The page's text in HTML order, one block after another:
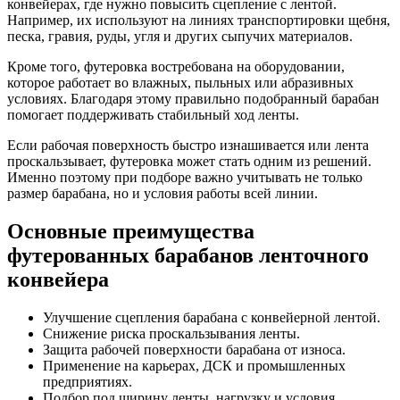
конвейерах, где нужно повысить сцепление с лентой.
Например, их используют на линиях транспортировки щебня,
песка, гравия, руды, угля и других сыпучих материалов.
Кроме того, футеровка востребована на оборудовании,
которое работает во влажных, пыльных или абразивных
условиях. Благодаря этому правильно подобранный барабан
помогает поддерживать стабильный ход ленты.
Если рабочая поверхность быстро изнашивается или лента
проскальзывает, футеровка может стать одним из решений.
Именно поэтому при подборе важно учитывать не только
размер барабана, но и условия работы всей линии.
Основные преимущества
футерованных барабанов ленточного
конвейера
Улучшение сцепления барабана с конвейерной лентой.
Снижение риска проскальзывания ленты.
Защита рабочей поверхности барабана от износа.
Применение на карьерах, ДСК и промышленных
предприятиях.